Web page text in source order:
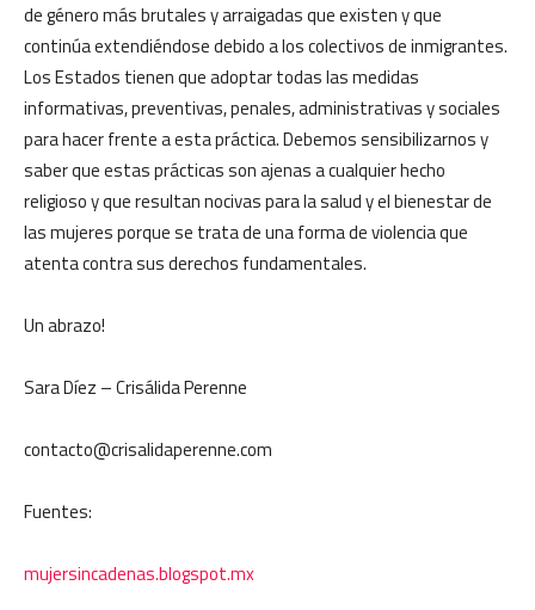
de género más brutales y arraigadas que existen y que
continúa extendiéndose debido a los colectivos de inmigrantes.
Los Estados tienen que adoptar todas las medidas
informativas, preventivas, penales, administrativas y sociales
para hacer frente a esta práctica. Debemos sensibilizarnos y
saber que estas prácticas son ajenas a cualquier hecho
religioso y que resultan nocivas para la salud y el bienestar de
las mujeres porque se trata de una forma de violencia que
atenta contra sus derechos fundamentales.
Un abrazo!
Sara Díez – Crisálida Perenne
contacto@crisalidaperenne.com
Fuentes:
mujersincadenas.blogspot.mx